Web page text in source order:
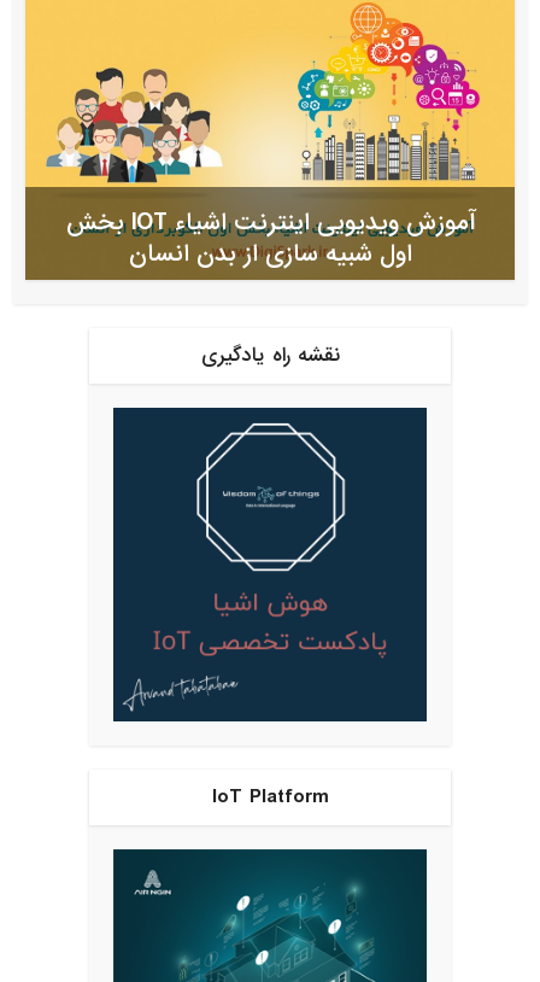
آموزش ویدیویی اینترنت اشیاء IOT بخش
اول شبیه سازی از بدن انسان
نقشه راه یادگیری
IoT Platform